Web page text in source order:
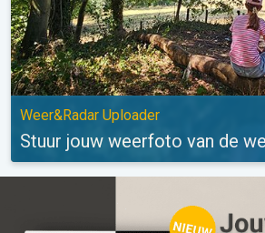
Weer&Radar Uploader
Stuur jouw weerfoto van de